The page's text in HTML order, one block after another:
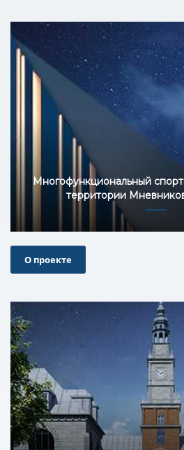
Многофункциональный
территории
О проекте